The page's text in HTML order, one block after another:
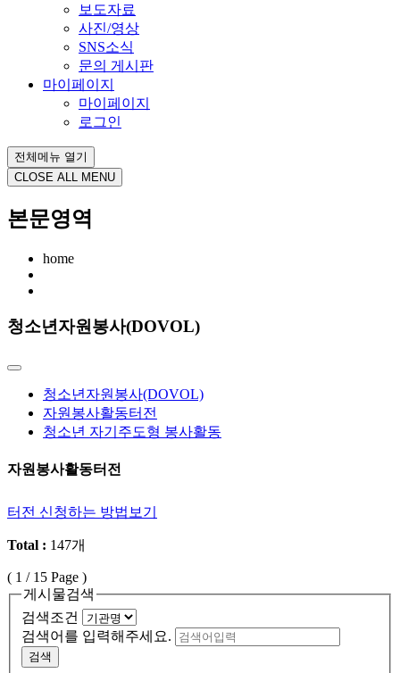
보도자료
사진/영상
SNS소식
문의 게시판
마이페이지
마이페이지
로그인
전체메뉴 열기
CLOSE ALL MENU
본문영역
home
청소년자원봉사(DOVOL)
청소년자원봉사(DOVOL)
자원봉사활동터전
청소년 자기주도형 봉사활동
자원봉사활동터전
터전 신청하는 방법보기
Total : 147개
( 1 / 15 Page )
게시물검색
검색조건
검색어를 입력해주세요.
검색